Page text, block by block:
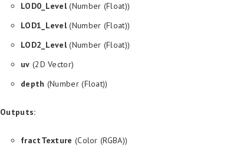
LOD0_Level(Number (Float))
LOD1_Level(Number (Float))
LOD2_Level(Number (Float))
uv (2D Vector)
depth (Number (Float))
Outputs:
fractTexture (Color (RGBA))